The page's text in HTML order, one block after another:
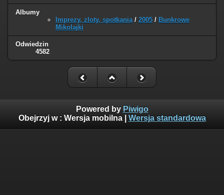
Albumy
Imprezy, zloty, spotkania/ 2005 / Bunkrowe
Mikolajki
Odwiedzin
4582
Powered by Piwigo
Obejrzyj w : Wersja mobilna| Wersja standardowa